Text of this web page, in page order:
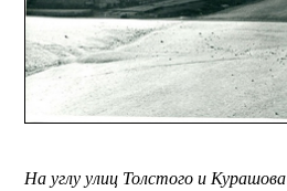
На углу улиц Толстого и Курашова